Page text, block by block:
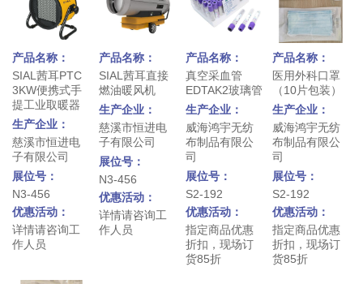
产品名称：
SIAL茜耳PTC
3KW便携式手
提工业取暖器
生产企业：
慈溪市恒进电
子有限公司
展位号：
N3-456
优惠活动：
详情请咨询工
作人员
产品名称：
SIAL茜耳直接
燃油暖风机
生产企业：
慈溪市恒进电
子有限公司
展位号：
N3-456
优惠活动：
详情请咨询工
作人员
产品名称：
真空采血管
EDTAK2玻璃管
生产企业：
威海鸿宇无纺
布制品有限公
司
展位号：
S2-192
优惠活动：
指定商品优惠
折扣，现场订
货85折
产品名称：
医用外科口罩
（10片包装）
生产企业：
威海鸿宇无纺
布制品有限公
司
展位号：
S2-192
优惠活动：
指定商品优惠
折扣，现场订
货85折